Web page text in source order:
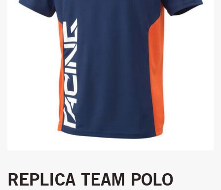
REPLICA TEAM POLO